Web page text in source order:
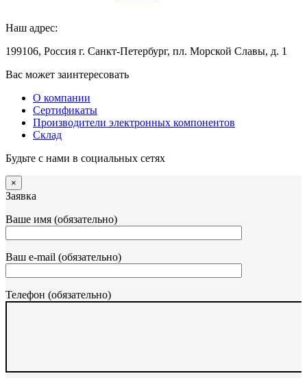
Наш адрес:
199106, Россия г. Санкт-Петербург, пл. Морской Славы, д. 1
Вас может заинтересовать
О компании
Сертификаты
Производители электронных компонентов
Склад
Будьте с нами в социальных сетях
×
Заявка
Ваше имя (обязательно)
Ваш e-mail (обязательно)
Телефон (обязательно)